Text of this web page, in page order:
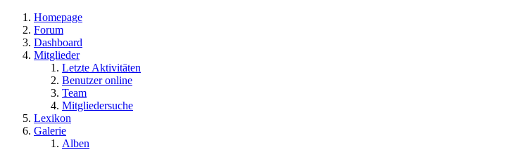
Homepage
Forum
Dashboard
Mitglieder
Letzte Aktivitäten
Benutzer online
Team
Mitgliedersuche
Lexikon
Galerie
Alben